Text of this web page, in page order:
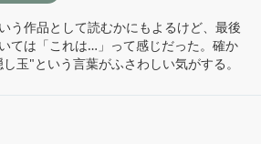
う作品として読むかにもよるけど、最後
ては「これは…」って感じだった。確か
玉"という言葉がふさわしい気がする。